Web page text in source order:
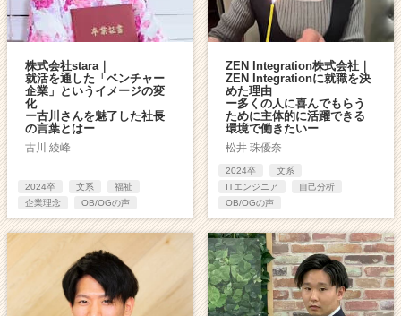
株式会社stara｜
就活を通した「ベンチャー
企業」というイメージの変
化
ー古川さんを魅了した社長
の言葉とはー
古川 綾峰
2024卒 文系
福祉
企業理念
OB/OGの声
ZEN Integration株式会社｜
ZEN Integrationに就職を決
めた理由
ー多くの人に喜んでもらう
ために主体的に活躍できる
環境で働きたいー
松井 珠優奈
2024卒
文系
ITエンジニア
自己分析
OB/OGの声